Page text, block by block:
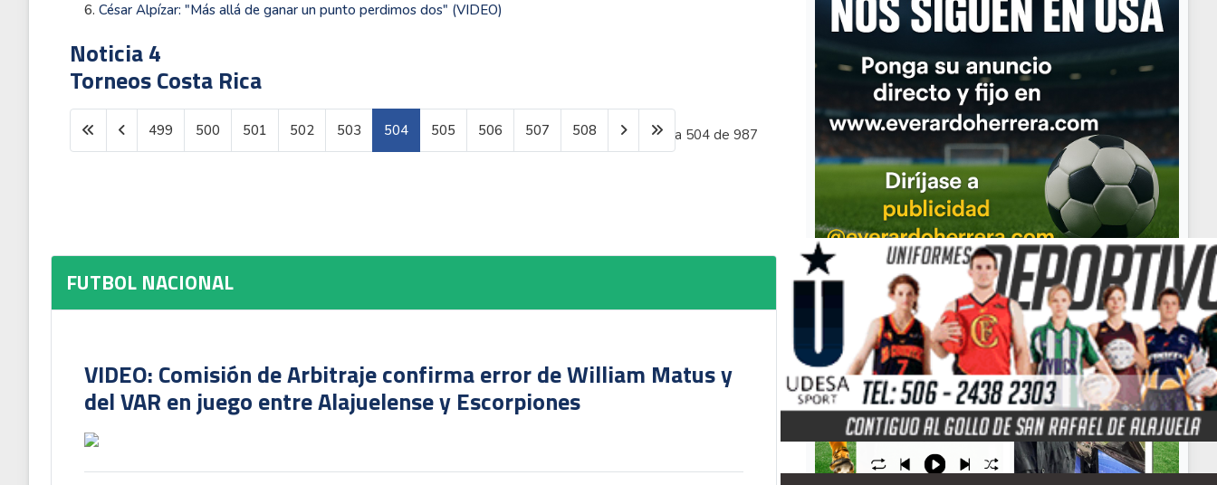
César Alpízar: "Más allá de ganar un punto perdimos dos" (VIDEO)
Noticia 4
Torneos Costa Rica
Página 504 de 987
499 500 501 502 503 504 505 506 507 508
FUTBOL NACIONAL
VIDEO: Comisión de Arbitraje confirma error de William Matus y
del VAR en juego entre Alajuelense y Escorpiones